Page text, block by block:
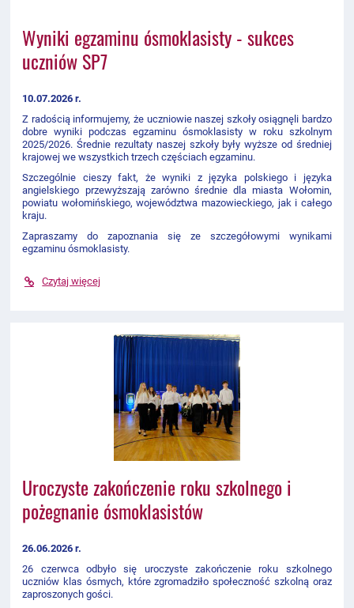
Wyniki egzaminu ósmoklasisty - sukces
uczniów SP7
10.07.2026 r.
Z radością informujemy, że uczniowienaszej szkołyosiągnęli bardzo
dobre wyniki podczas egzaminu ósmoklasisty w roku szkolnym
2025/2026. Średnie rezultaty naszej szkoły były wyższe od średniej
krajowej we wszystkich trzech częściach egzaminu.
Szczególnie cieszy fakt, że wyniki z języka polskiego i języka
angielskiego przewyższają zarówno średnie dla miasta Wołomin,
powiatu wołomińskiego, województwa mazowieckiego, jak i całego
kraju.
Zapraszamy do zapoznania się ze szczegółowymi wynikami
egzaminu ósmoklasisty.
Czytaj więcej
Uroczyste zakończenie roku szkolnego i
pożegnanie ósmoklasistów
26.06.2026 r.
26 czerwca odbyło się uroczyste zakończenie roku szkolnego
uczniów klas ósmych, które zgromadziło społeczność szkolną oraz
zaproszonych gości.